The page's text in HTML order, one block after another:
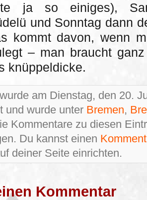
ja so einiges),
und Sonntag dann
kommt davon, wenn
– man braucht
knüppeldicke.
am Dienstag, den 20.
und wurde unter Bremen,
Kommentare zu diesen
Du kannst einen
deiner Seite einrichten.
Kommentar